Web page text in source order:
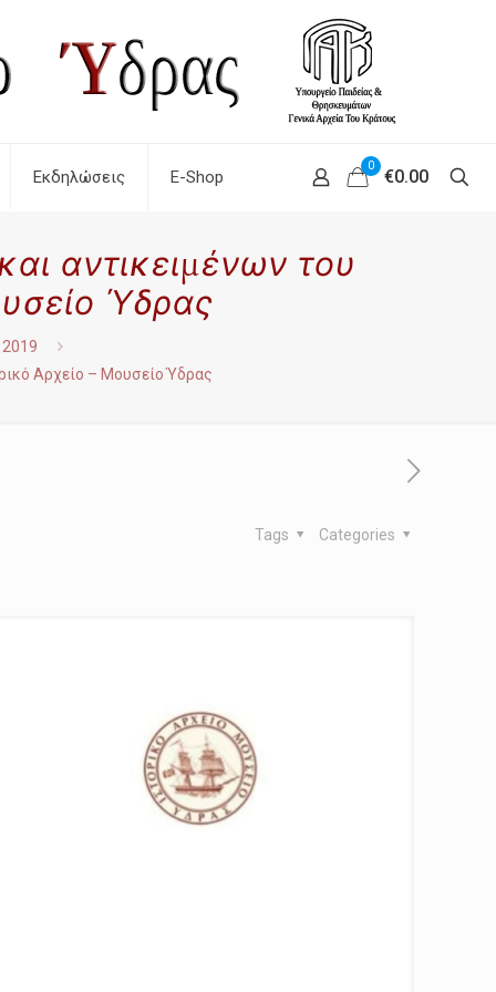
Εκδηλώσεις E-Shop
0
€0.00
αντικειμένων του
Ύδρας
2019
Αρχείο – Μουσείο Ύδρας
Categories
Tags